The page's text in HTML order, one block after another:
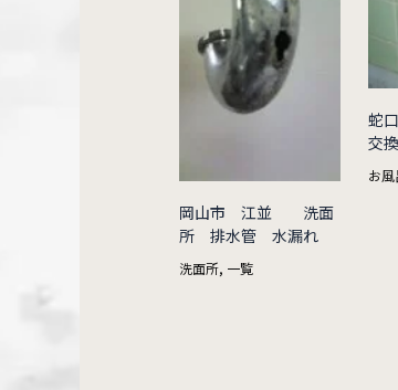
岡山市 江並 洗面
所 排水管 水漏れ
洗面所, 一覧
蛇
交
お風